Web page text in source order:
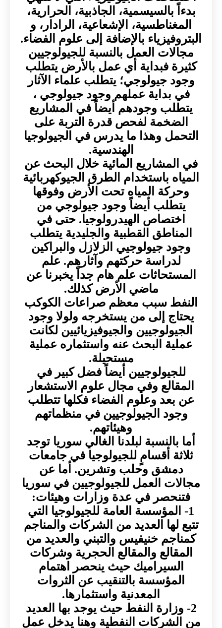
بدءاً بالسيسمية، الجاذبية، الحرارية،
المغناطسية، الإشعاعية، الرادار، و
البتروفيزياء بالإضافة إلى علوم الفضاء.
مجالات العمل بالنسبة للجيولوجيين
كثيرة فبداية أي عمل بالأرض يتطلب
وجود جيولوجي؛ يتطلب علماء الآثار
في بداية عملهم وجود جيولوجي ،
يتطلب وجودهم أيضاً في المشاريع
الضخمة لفحص قدرة التربة على
التحمل وهذا ما يدرس في الجيولوجيا
الهندسية.
في المشاريع المائية خلال البحث عن
المياه باستخدام الطرق الجيوكهربائية
وحركة المياه تحت الأرض وفوقها
يتطلب أيضاً وجود جيولوجي من
اختصاص الهيدرولوجيا. حتى في
المناطق القطبية والجليدية يتطلب
وجود جيولوجيي الزلازل والبراكين
لدراسة حركتهم وآثارهم. علم
المستحاثات علم هام جداً يخبرنا عن
ماضي الأرض كذلك.
النفط سبب معظم صراعات الكوكب
يحتاج إلى من يستخرجه ولولا وجود
الجيولوجيين والجيوفيزيائيين لكانت
عملية البحث عنه واستثماره عملية
مستحيلة.
للجيولوجيين أيضاً فضل كبير في
المقالع وفي مجال علوم الاستشعار
عن بعد وعلوم الفضاء فكلها تتطلب
وجود الجيولوجيين في منظماتهم
وهيئاتهم.
أما بالنسبة لبلدنا الغالي سوريا توجد
ثلاثة أقسامٍ للجيولوجيا في جامعات
دمشق وحلب وتشرين. أما عن
مجالات العمل للجيولوجيين في سوريا
فتنحصر في عدة وزارات وهيئات:
1- المؤسسة العامة للجيولوجيا التي
تتبع لها العديد من الشركات والمناجم
كمناجم خنيفيس والتبني والعديد من
المقالع والمقالع الحجرية وشركات
السيراميك حيث ينحصر اهتمام
المؤسسة بالتنقيب عن الثروات
المعدنية واستثمارها.
2- وزارة النفط حيث يوجد بها العديد
من الشركات النفطية وهنا يدخل عمل